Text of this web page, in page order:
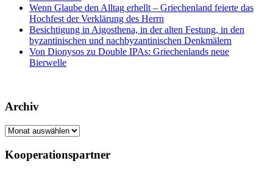
Wenn Glaube den Alltag erhellt – Griechenland feierte das
Hochfest der Verklärung des Herrn
Besichtigung in Aigosthena, in der alten Festung, in den
byzantinischen und nachbyzantinischen Denkmälern
Von Dionysos zu Double IPAs: Griechenlands neue
Bierwelle
Archiv
Archiv
Kooperationspartner